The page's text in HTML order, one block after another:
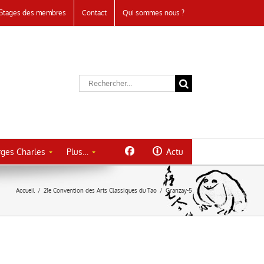
des membres Contact Qui sommes nous ?
Rechercher:
Charles Plus… Actu
Accueil / 21e Convention des Arts Classiques du Tao / Granzay-5